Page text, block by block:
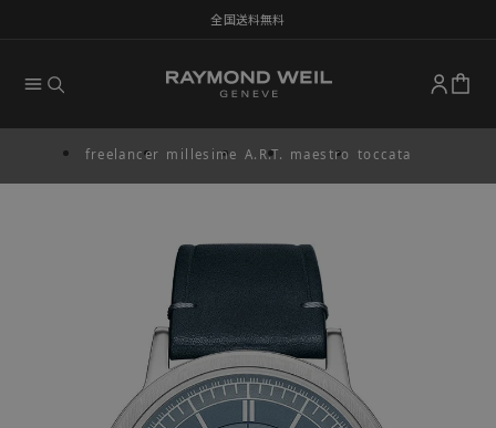
全国送料無料
freelancer millesime A.R.T. maestro toccata